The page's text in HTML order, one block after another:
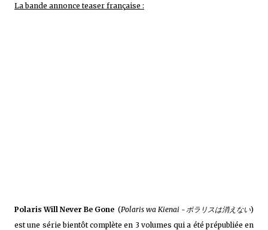
La bande annonce teaser française :
Polaris Will Never Be Gone (Polaris wa Kienai -ポラリスは消えない)
est une série bientôt complète en 3 volumes qui a été prépubliée en